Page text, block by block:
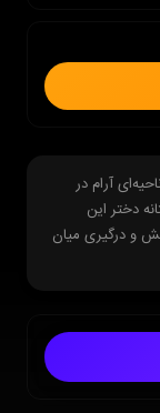
آرام در
دختر این
و درگیری میان